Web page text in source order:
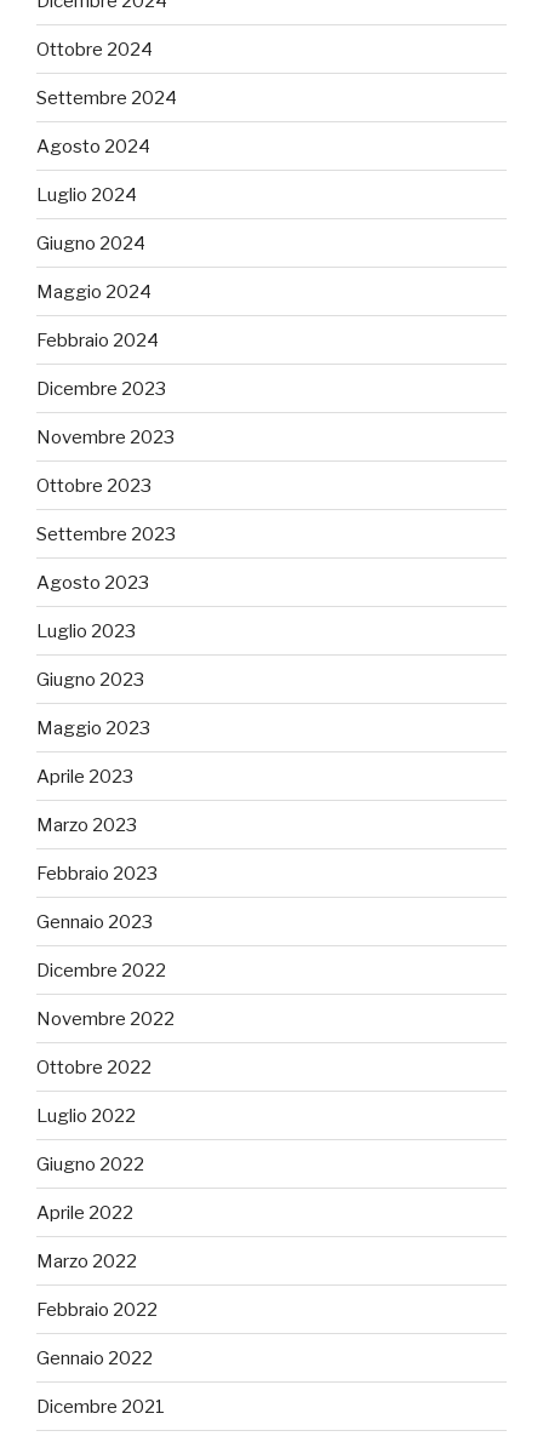
Ottobre 2024
Settembre 2024
Agosto 2024
Luglio 2024
Giugno 2024
Maggio 2024
Febbraio 2024
Dicembre 2023
Novembre 2023
Ottobre 2023
Settembre 2023
Agosto 2023
Luglio 2023
Giugno 2023
Maggio 2023
Aprile 2023
Marzo 2023
Febbraio 2023
Gennaio 2023
Dicembre 2022
Novembre 2022
Ottobre 2022
Luglio 2022
Giugno 2022
Aprile 2022
Marzo 2022
Febbraio 2022
Gennaio 2022
Dicembre 2021